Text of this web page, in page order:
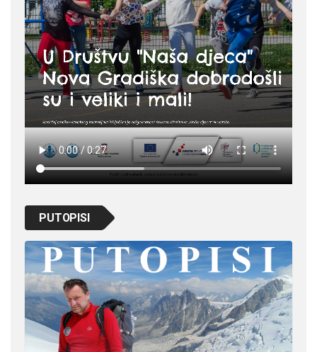
PUTOPISI